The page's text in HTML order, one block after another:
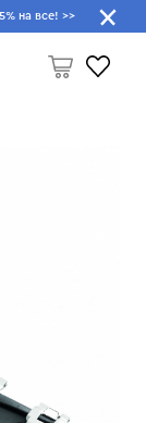
на все! >>